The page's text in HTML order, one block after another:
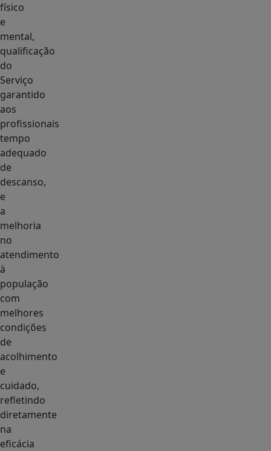
físico
e
mental,
qualificação
do
Serviço
garantido
aos
profissionais
tempo
adequado
de
descanso,
e
a
melhoria
no
atendimento
à
população
com
melhores
condições
de
acolhimento
e
cuidado,
refletindo
diretamente
na
eficácia